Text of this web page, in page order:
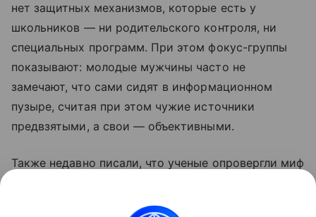
нет защитных механизмов, которые есть у
школьников — ни родительского контроля, ни
специальных программ. При этом фокус-группы
показывают: молодые мужчины часто не
замечают, что сами сидят в информационном
пузыре, считая при этом чужие источники
предвзятыми, а свои — объективными.
Также недавно писали, что ученые опровергли миф